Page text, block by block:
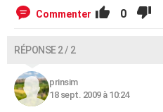
Bricolage
Lifestyle
Culture
Sport
Auto
Television
Voyage
Cinema Commenter 0
RÉPONSE 2 / 2
prinsim
18 sept. 2009 à 10:24